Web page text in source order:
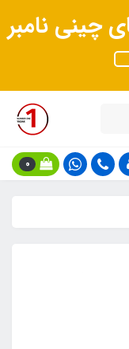
چینی نامبر
0